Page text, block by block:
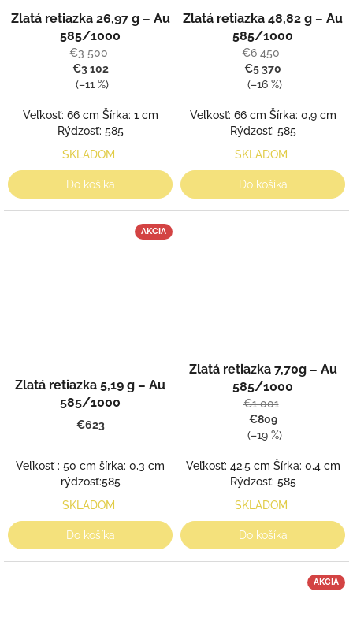
Zlatá retiazka 26,97 g – Au
585/1000
€3 500
€3 102
(–11 %)
Veľkosť: 66 cm Šírka: 1 cm
Rýdzosť: 585
SKLADOM
Do košíka
Zlatá retiazka 48,82 g – Au
585/1000
€6 450
€5 370
(–16 %)
Veľkosť: 66 cm Šírka: 0,9 cm
Rýdzosť: 585
SKLADOM
Do košíka
AKCIA
Zlatá retiazka 5,19 g – Au
585/1000
€623
Veľkosť : 50 cm šírka: 0,3 cm
rýdzosť:585
SKLADOM
Do košíka
Zlatá retiazka 7,70g – Au
585/1000
€1 001
€809
(–19 %)
Veľkosť: 42,5 cm Šírka: 0,4 cm
Rýdzosť: 585
SKLADOM
Do košíka
AKCIA